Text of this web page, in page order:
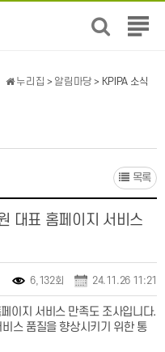
전
뉴
누리집 > 알림마당 > KPIPA 소식
목록
대표 홈페이지 서비스
6,132회 24.11.26 11:21
이지 서비스 만족도 조사입니다.
스 품질을 향상시키기 위한 통